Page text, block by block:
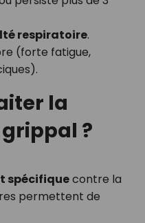
respiratoire.
(forte fatigue,
la
?
spécifiquecontre la
permettent de